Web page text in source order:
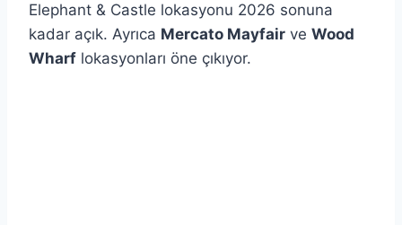
Elephant & Castle lokasyonu 2026 sonuna
kadar açık. Ayrıca Mercato Mayfair ve Wood
Wharf lokasyonları öne çıkıyor.